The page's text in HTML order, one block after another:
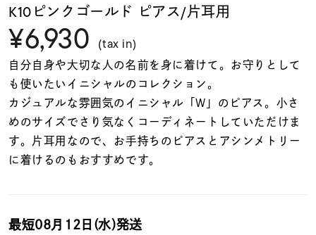
ファッションテイス
ト
着用シーン
コレクション
レディース
メンズ
K10ピンクゴールド ピアス/片耳用
¥6,930 (tax in)
自分自身や大切な人の名前を身に着けて。お守りとして
も使いたいイニシャルのコレクション。
カジュアルな雰囲気のイニシャル「W」のピアス。小さ
めのサイズでさり気なくコーディネートしていただけま
す。片耳用なので、お手持ちのピアスとアシンメトリー
に着けるのもおすすめです。
最短08月12日(水)発送